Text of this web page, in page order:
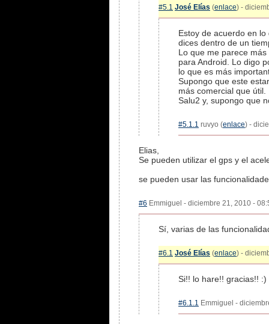
#5.1 José Elías (enlace) -
Estoy de acuerdo en
dices dentro de un
Lo que me parece
para Android. Lo digo
lo que es más
Supongo que este
más comercial que útil.
Salu2 y, supongo que
#5.1.1 ruvyo (enlace) -
Elias,
Se pueden utilizar el gps y el
se pueden usar las
#6 Emmiguel - diciembre 21, 2010 -
Sí, varias de las
#6.1 José Elías (enlace) -
Si!! lo hare!! gracias!! :)
#6.1.1 Emmiguel -